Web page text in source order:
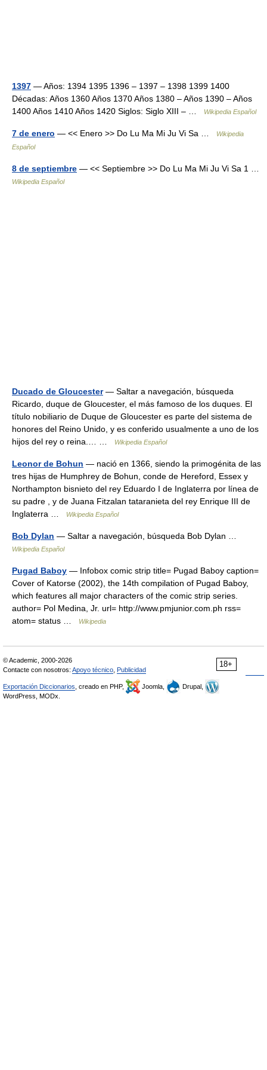
1397 — Años: 1394 1395 1396 – 1397 – 1398 1399 1400
Décadas: Años 1360 Años 1370 Años 1380 – Años 1390 – Años
1400 Años 1410 Años 1420 Siglos: Siglo XIII – …
Wikipedia Español
7 de enero — << Enero >> Do Lu Ma Mi Ju Vi Sa …
Wikipedia
Español
8 de septiembre — << Septiembre >> Do Lu Ma Mi Ju Vi Sa 1 …
Wikipedia Español
Ducado de Gloucester— Saltar a navegación, búsqueda
Ricardo, duque de Gloucester, el más famoso de los duques. El
título nobiliario de Duque de Gloucester es parte del sistema de
honores del Reino Unido, y es conferido usualmente a uno de los
hijos del rey o reina.… …
Wikipedia Español
Leonor de Bohun — nació en 1366, siendo la primogénita de las
tres hijas de Humphrey de Bohun, conde de Hereford, Essex y
Northampton bisnieto del rey Eduardo I de Inglaterra por línea de
su padre , y de Juana Fitzalan tataranieta del rey Enrique III de
Inglaterra …
Wikipedia Español
Bob Dylan — Saltar a navegación, búsqueda Bob Dylan …
Wikipedia Español
Pugad Baboy — Infobox comic strip title= Pugad Baboy caption=
Cover of Katorse (2002), the 14th compilation of Pugad Baboy,
which features all major characters of the comic strip series.
author= Pol Medina, Jr. url= http://www.pmjunior.com.ph rss=
atom= status …
Wikipedia
18+
© Academic, 2000-2026
Contacte con nosotros: Apoyo técnico Publicidad
Exportación Diccionarios , creado en PHP, Joomla,
Drupal,
WordPress, MODx.